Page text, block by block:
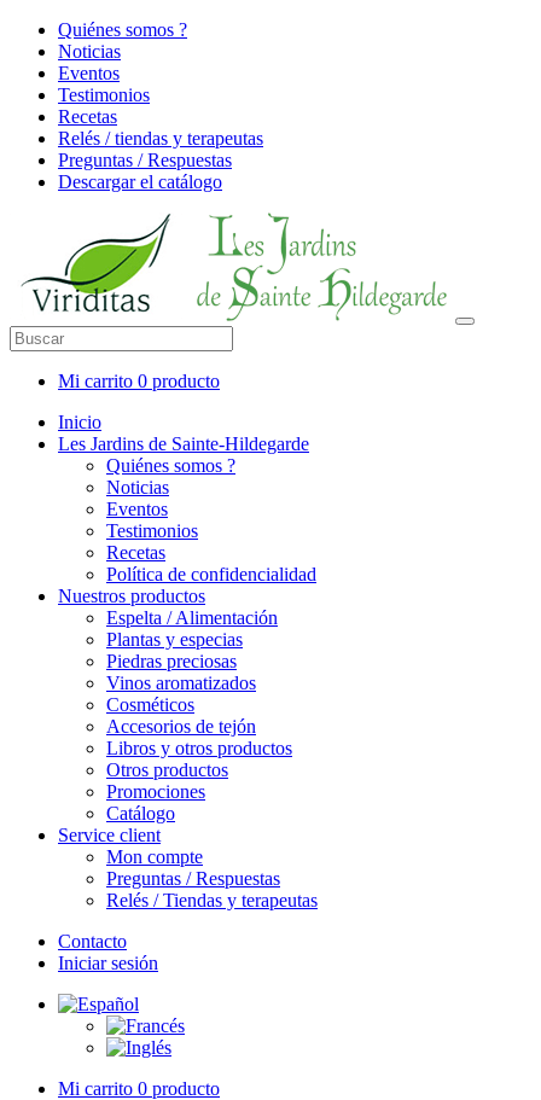
Quiénes somos ?
Noticias
Eventos
Testimonios
Recetas
Relés / tiendas y terapeutas
Preguntas / Respuestas
Descargar el catálogo
Mi carrito 0 producto
Inicio
Les Jardins de Sainte-Hildegarde
Quiénes somos ?
Noticias
Eventos
Testimonios
Recetas
Política de confidencialidad
Nuestros productos
Espelta / Alimentación
Plantas y especias
Piedras preciosas
Vinos aromatizados
Cosméticos
Accesorios de tejón
Libros y otros productos
Otros productos
Promociones
Catálogo
Service client
Mon compte
Preguntas / Respuestas
Relés / Tiendas y terapeutas
Contacto
Iniciar sesión
Mi carrito 0 producto